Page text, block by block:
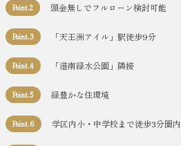
Point.2 頭金無しでフルローン検討可能
Point.3 「天王洲アイル」駅徒歩9分
Point.4 「港南緑水公園」隣接
Point.5 緑豊かな住環境
Point.6 学区内小・中学校まで徒歩3分圏内